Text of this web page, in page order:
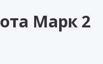
Марк 2